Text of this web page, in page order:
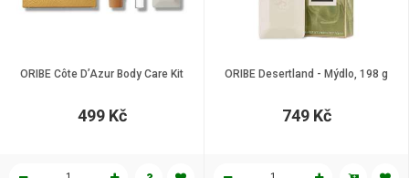
ORIBE Côte D’Azur Body Care Kit
499 Kč
ORIBE Desertland - Mýdlo, 198 g
749 Kč